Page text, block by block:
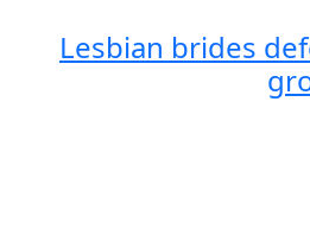
Lesbian brides